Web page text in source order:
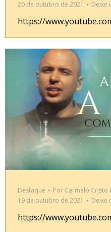
20 de outubro de 2021 Deixe
https://
Destaque Por Carmelo Cristo
19 de outubro de 2021
Deixe
https://